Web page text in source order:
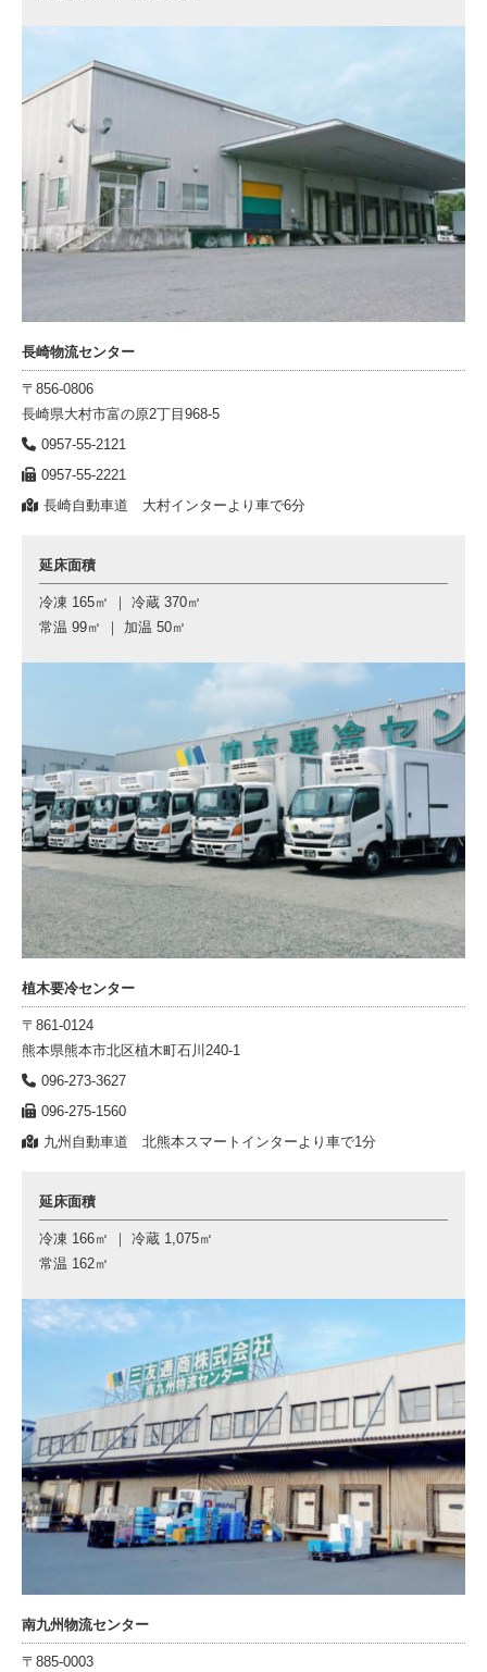
長崎物流センター
〒856-0806
長崎県大村市富の原2丁目968-5
0957-55-2121
0957-55-2221
長崎自動車道 大村インターより車で6分
延床面積
冷凍 165㎡ ｜ 冷蔵 370㎡
常温 99㎡ ｜ 加温 50㎡
植木要冷センター
〒861-0124
熊本県熊本市北区植木町石川240-1
096-273-3627
096-275-1560
九州自動車道 北熊本スマートインターより車で1分
延床面積
冷凍 166㎡ ｜ 冷蔵 1,075㎡
常温 162㎡
南九州物流センター
〒885-0003